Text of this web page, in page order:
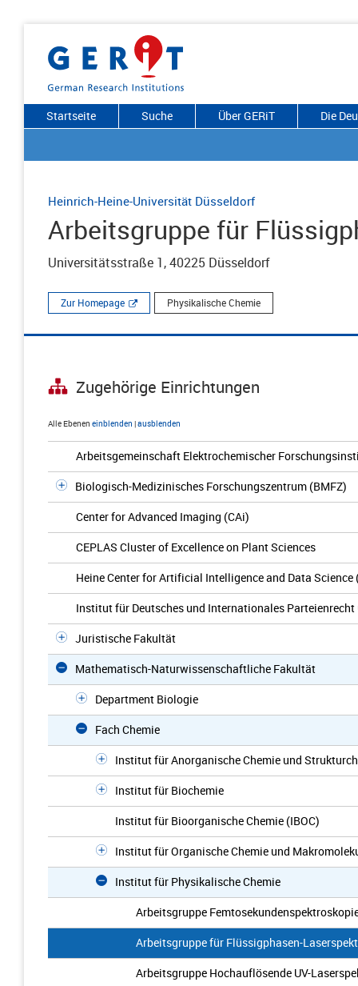
Startseite Suche Über GERiT Die
Heinrich-Heine-Universität Düsseldorf
Arbeitsgruppe für
Universitätsstraße 1, 40225 Düsseldorf
Zur Homepage Physikalische Chemie
Zugehörige Einrichtungen
Alle Ebenen einblenden |ausblenden
Arbeitsgemeinschaft Elektrochemischer
Biologisch-Medizinisches Forschungszentrum (BMFZ)
Center for Advanced Imaging (CAi)
CEPLAS Cluster of Excellence on Plant Sciences
Heine Center for Artificial Intelligence and Data Science
Institut für Deutsches und Internationales
Juristische Fakultät
Mathematisch-Naturwissenschaftliche Fakultät
Department Biologie
Fach Chemie
Institut für Anorganische Chemie und
Institut für Biochemie
Institut für Bioorganische Chemie (IBOC)
Institut für Organische Chemie und
Institut für Physikalische Chemie
Arbeitsgruppe
Arbeitsgruppe für Flüssigphasen-
Arbeitsgruppe Hochauflösende UV-